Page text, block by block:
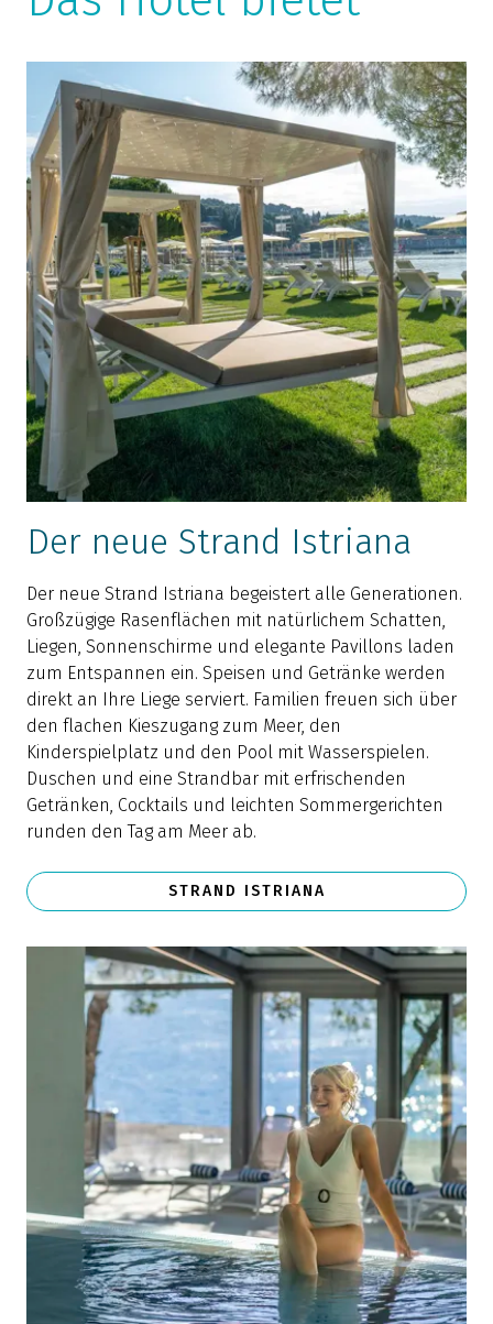
Der neue Strand Istriana
Der neue Strand Istriana begeistert alle Generationen.
Großzügige Rasenflächen mit natürlichem Schatten,
Liegen, Sonnenschirme und elegante Pavillons laden
zum Entspannen ein. Speisen und Getränke werden
direkt an Ihre Liege serviert. Familien freuen sich über
den flachen Kieszugang zum Meer, den
Kinderspielplatz und den Pool mit Wasserspielen.
Duschen und eine Strandbar mit erfrischenden
Getränken, Cocktails und leichten Sommergerichten
runden den Tag am Meer ab.
STRAND ISTRIANA